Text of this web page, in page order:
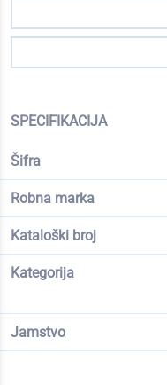
SPECIFIKACIJA
Šifra
Robna marka
Kataloški broj
Kategorija
Jamstvo